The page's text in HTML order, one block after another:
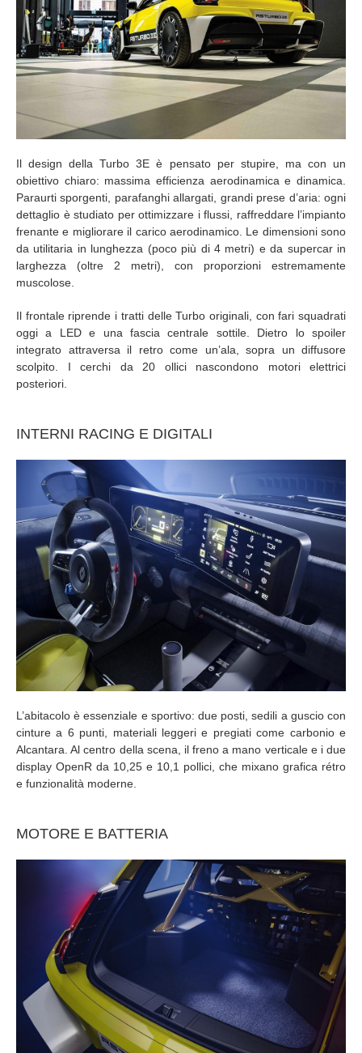
Il design della Turbo 3E è pensato per stupire, ma con un
obiettivo chiaro: massima efficienza aerodinamica e dinamica.
Paraurti sporgenti, parafanghi allargati, grandi prese d’aria: ogni
dettaglio è studiato per ottimizzare i flussi, raffreddare l’impianto
frenante e migliorare il carico aerodinamico. Le dimensioni sono
da utilitaria in lunghezza (poco più di 4 metri) e da supercar in
larghezza (oltre 2 metri), con proporzioni estremamente
muscolose.
Il frontale riprende i tratti delle Turbo originali, con fari squadrati
oggi a LED e una fascia centrale sottile. Dietro lo spoiler
integrato attraversa il retro come un’ala, sopra un diffusore
scolpito. I cerchi da 20 ollici nascondono motori elettrici
posteriori.
INTERNI RACING E DIGITALI
L’abitacolo è essenziale e sportivo: due posti, sedili a guscio con
cinture a 6 punti, materiali leggeri e pregiati come carbonio e
Alcantara. Al centro della scena, il freno a mano verticale e i due
display OpenR da 10,25 e 10,1 pollici, che mixano grafica rétro
e funzionalità moderne.
MOTORE E BATTERIA